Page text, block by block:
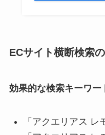
ECサイト横断検索
効果的な検索キーワー
「アクエリアス レ